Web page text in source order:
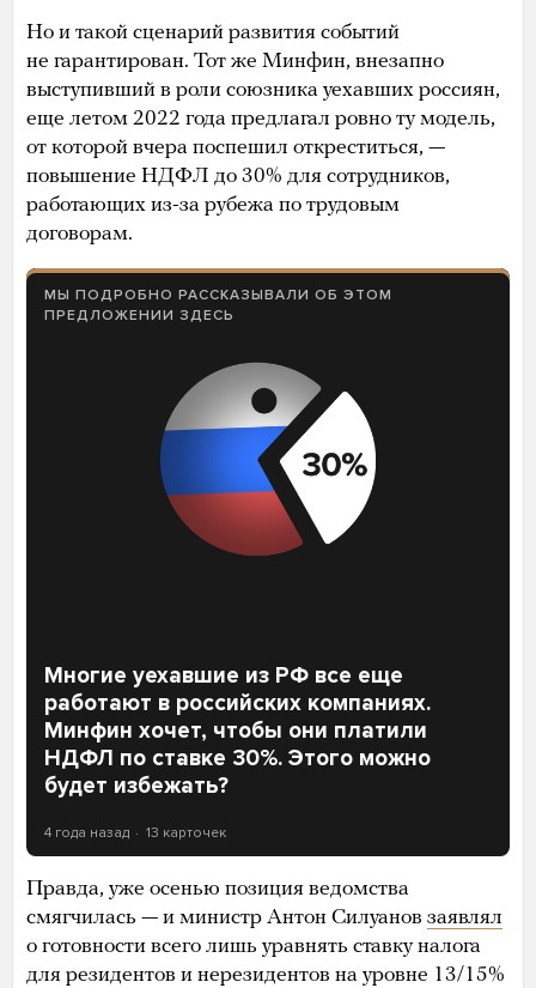
Но и такой сценарий развития событий
не гарантирован. Тот же Минфин, внезапно
выступивший в роли союзника уехавших россиян,
еще летом 2022 года предлагал ровно ту модель,
от которой вчера поспешил откреститься, —
повышение НДФЛ до 30% для сотрудников,
работающих из-за рубежа по трудовым
договорам.
МЫ ПОДРОБНО РАССКАЗЫВАЛИ ОБ ЭТОМ
ПРЕДЛОЖЕНИИ ЗДЕСЬ
Многие уехавшие из РФ все еще
работают в российских компаниях.
Минфин хочет, чтобы они платили
НДФЛ по ставке 30%. Этого можно
будет избежать?
4 года назад 13 карточек
Правда, уже осенью позиция ведомства
смягчилась — и министр Антон Силуанов заявлял
о готовности всего лишь уравнять ставку налога
для резидентов и нерезидентов на уровне 13/15%